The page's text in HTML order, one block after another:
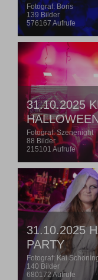
Fotograf: Boris
139 Bilder
576167 Aufrufe
31.10.2025
Fotograf: Szenenight
88 Bilder
215101 Aufrufe
31.10.2025
PARTY
Fotograf: Kai
140 Bilder
680172 Aufrufe